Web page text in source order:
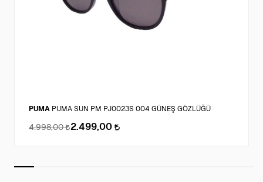
PUMA PUMA SUN PM PJ0023S 004 GÜNEŞ GÖZLÜĞÜ
4.998,00 2.499,00